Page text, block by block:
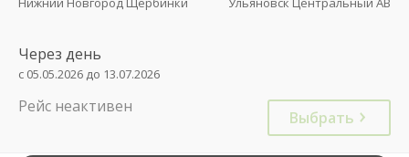
Через день
с 05.05.2026 до 13.07.2026
Рейс неактивен
Выбрать